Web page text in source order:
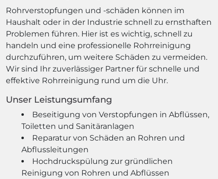
Rohrverstopfungen und -schäden können im
Haushalt oder in der Industrie schnell zu ernsthaften
Problemen führen. Hier ist es wichtig, schnell zu
handeln und eine professionelle Rohrreinigung
durchzuführen, um weitere Schäden zu vermeiden.
Wir sind Ihr zuverlässiger Partner für schnelle und
effektive Rohrreinigung rund um die Uhr.
Unser Leistungsumfang
Beseitigung von Verstopfungen in Abflüssen,
Toiletten und Sanitäranlagen
Reparatur von Schäden an Rohren und
Abflussleitungen
Hochdruckspülung zur gründlichen
Reinigung von Rohren und Abflüssen